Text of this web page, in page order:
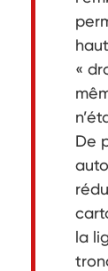
«
De
la